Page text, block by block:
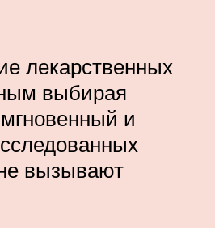
лекарственных
выбирая
и
вызывают